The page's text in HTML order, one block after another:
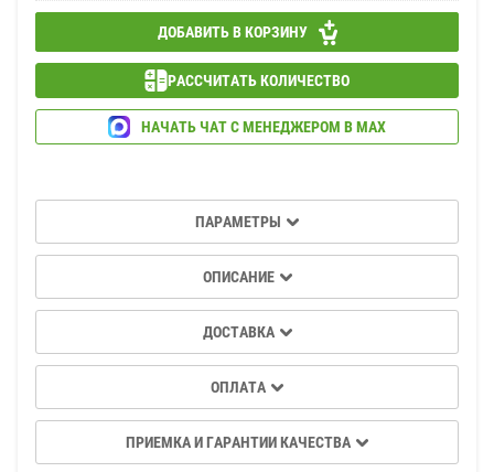
ДОБАВИТЬ В КОРЗИНУ
РАССЧИТАТЬ КОЛИЧЕСТВО
НАЧАТЬ ЧАТ С МЕНЕДЖЕРОМ В МАХ
ПАРАМЕТРЫ
ОПИСАНИЕ
ДОСТАВКА
ОПЛАТА
ПРИЕМКА И ГАРАНТИИ КАЧЕСТВА